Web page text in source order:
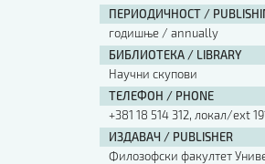
ПЕРИОДИЧНОСТ /
годишње / annually
БИБЛИОТЕКА / LIBRARY
Научни скупови
ТЕЛЕФОН / PHONE
+381 18 514 312, локал/ext
ИЗДАВАЧ / PUBLISHER
Филозофски факултет